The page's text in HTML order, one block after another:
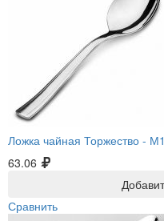
Ложка чайная Торжество -
63.06
Сравнить